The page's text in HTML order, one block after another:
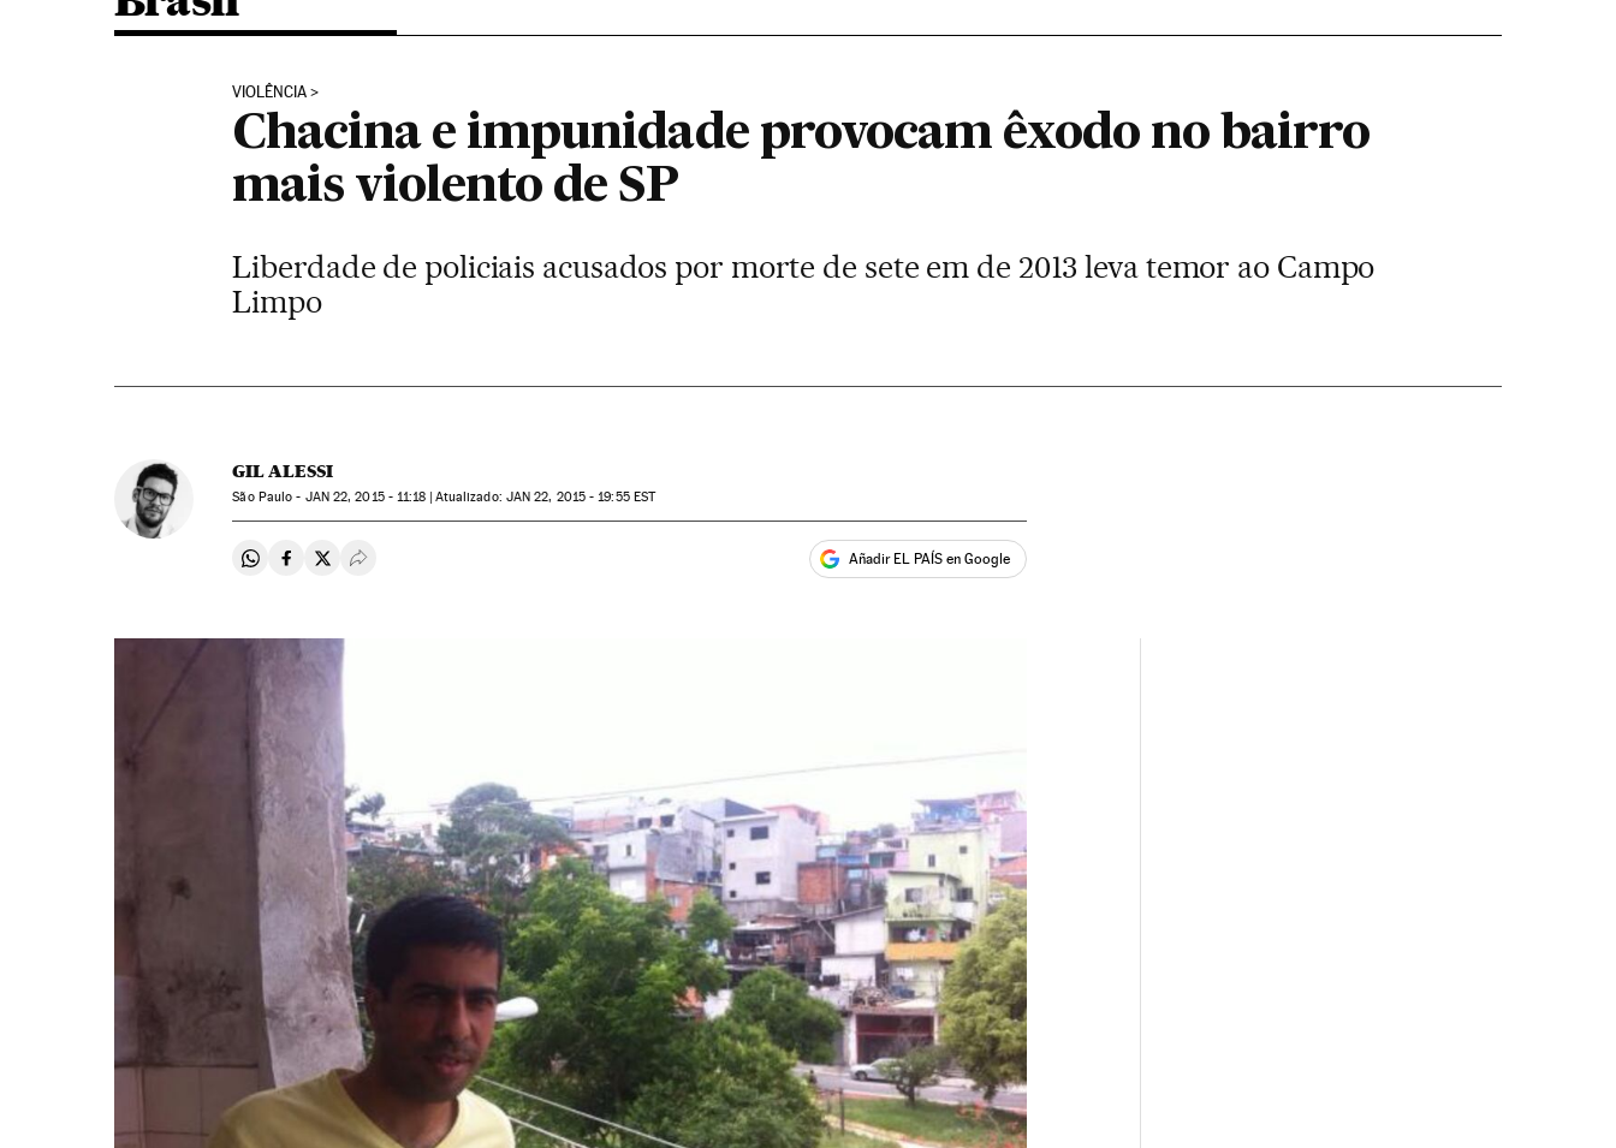
VIOLÊNCIA
Chacina e impunidade provocam êxodo no bairro
mais violento de SP
Liberdade de policiais acusados por morte de sete em de 2013 leva temor ao Campo
Limpo
GIL ALESSI
São Paulo - JAN22, 2015 - 11:18 atualizado: JAN 22, 2015 - 19:55EST
Compartir en Whatsapp
Compartir en Facebook
Compartir en Twitter
Desplegar Redes Sociales Añadir EL PAÍS en Google